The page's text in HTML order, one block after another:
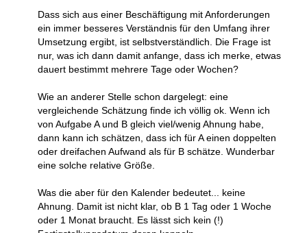
Dass sich aus einer Beschäftigung mit Anforderungen
ein immer besseres Verständnis für den Umfang ihrer
Umsetzung ergibt, ist selbstverständlich. Die Frage ist
nur, was ich dann damit anfange, dass ich merke, etwas
dauert bestimmt mehrere Tage oder Wochen?
Wie an anderer Stelle schon dargelegt: eine
vergleichende Schätzung finde ich völlig ok. Wenn ich
von Aufgabe A und B gleich viel/wenig Ahnung habe,
dann kann ich schätzen, dass ich für A einen doppelten
oder dreifachen Aufwand als für B schätze. Wunderbar
eine solche relative Größe.
Was die aber für den Kalender bedeutet... keine
Ahnung. Damit ist nicht klar, ob B 1 Tag oder 1 Woche
oder 1 Monat braucht. Es lässt sich kein (!)